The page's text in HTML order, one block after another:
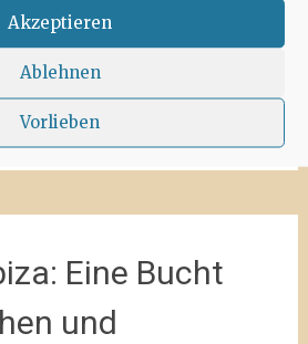
Akzeptieren
Ablehnen
Vorlieben
,Season
Cap dés
Eine Bucht
und